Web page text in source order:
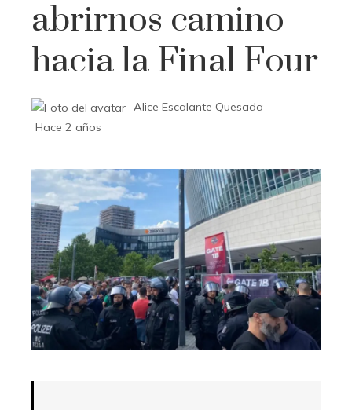
abrirnos camino
hacia la Final Four
Alice Escalante Quesada
Hace 2 años